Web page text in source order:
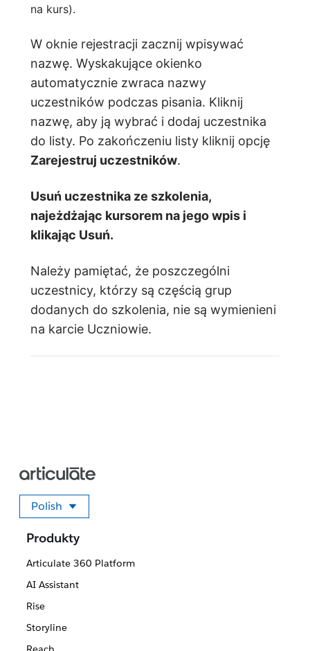
na kurs).
W oknie rejestracji zacznij wpisywać
nazwę. Wyskakujące okienko
automatycznie zwraca nazwy
uczestników podczas pisania. Kliknij
nazwę, aby ją wybrać i dodaj uczestnika
do listy. Po zakończeniu listy kliknij opcję
Zarejestruj uczestników.
Usuń uczestnika ze szkolenia,
najeżdżając kursorem na jego wpis i
klikając Usuń.
Należy pamiętać, że poszczególni
uczestnicy, którzy są częścią grup
dodanych do szkolenia, nie są wymienieni
na karcie Uczniowie.
Polish
Wybierz swój język
Produkty
Articulate 360 Platform
AI Assistant
Rise
Storyline